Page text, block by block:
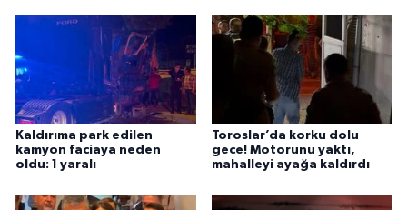
Kaldırıma park edilen
kamyon faciaya neden
oldu: 1 yaralı
Toroslar’da korku dolu
gece! Motorunu yaktı,
mahalleyi ayağa kaldırdı